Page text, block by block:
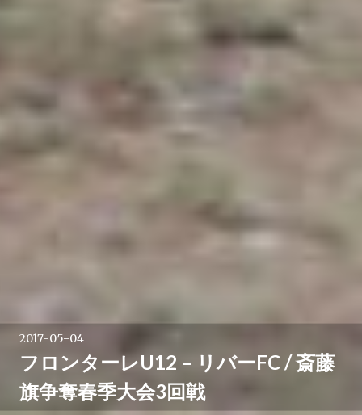
2017-05-04
フロンターレU12 – リバーFC / 斎藤
旗争奪春季大会3回戦